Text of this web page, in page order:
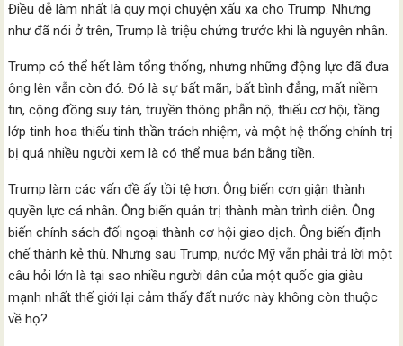
Điều dễ làm nhất là quy mọi chuyện xấu xa cho Trump. Nhưng
như đã nói ở trên, Trump là triệu chứng trước khi là nguyên nhân.
Trump có thể hết làm tổng thống, nhưng những động lực đã đưa
ông lên vẫn còn đó. Đó là sự bất mãn, bất bình đẳng, mất niềm
tin, cộng đồng suy tàn, truyền thông phẫn nộ, thiếu cơ hội, tầng
lớp tinh hoa thiếu tinh thần trách nhiệm, và một hệ thống chính trị
bị quá nhiều người xem là có thể mua bán bằng tiền.
Trump làm các vấn đề ấy tồi tệ hơn. Ông biến cơn giận thành
quyền lực cá nhân. Ông biến quản trị thành màn trình diễn. Ông
biến chính sách đối ngoại thành cơ hội giao dịch. Ông biến định
chế thành kẻ thù. Nhưng sau Trump, nước Mỹ vẫn phải trả lời một
câu hỏi lớn là tại sao nhiều người dân của một quốc gia giàu
mạnh nhất thế giới lại cảm thấy đất nước này không còn thuộc
về họ?